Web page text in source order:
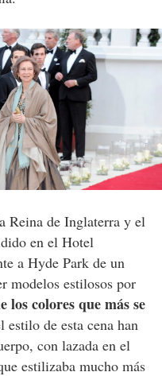
Reina de Inglaterra y el
en el Hotel
a Hyde Park de un
modelos estilosos por
colores que más se
estilo de esta cena han
con lazada en el
estilizaba mucho más